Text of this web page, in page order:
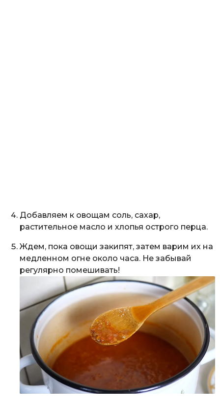
Добавляем к овощам соль, сахар,
растительное масло и хлопья острого перца.
Ждем, пока овощи закипят, затем варим их на
медленном огне около часа. Не забывай
регулярно помешивать!